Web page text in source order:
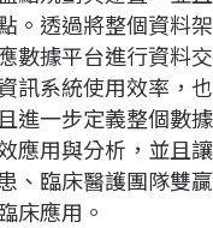
。透過將整個資料
數據平台進行資料
訊系統使用效率，
進一步定義整個數
應用與分析，並且
、臨床醫護團隊雙
床應用。